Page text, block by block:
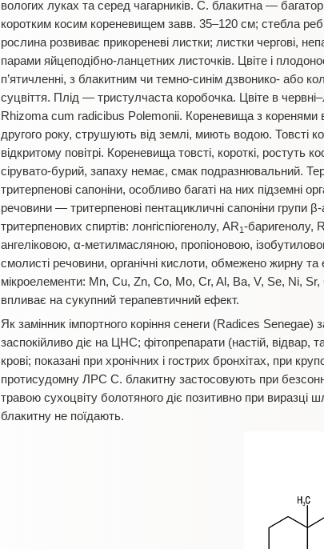
вологих луках та серед чагарників. С. блакитна —
коротким косим кореневищем завв. 35–120 см; стебла
рослина розвиває прикореневі листки; листки чергові,
парами яйцеподібно-ланцетних листочків. Цвіте і
п’ятичленні, з блакитним чи темно-синім дзвонико- або
суцвіття. Плід — тристулчаста коробочка. Цвіте в
Rhizoma cum radicibus Polemonii. Кореневища з
другого року, струшують від землі, миють водою. Товсті
відкритому повітрі. Кореневища товсті, короткі, ростуть
сірувато-бурий, запаху немає, смак подразнювальний.
тритерпенові сапоніни, особливо багаті на них підземні
речовини — тритерпенові пентацикличні сапоніни групи
тритерпенових спиртів: лонгіспіогенолу, AR1-баригенолу, R
ангеліковою, α-метилмасляною, пропіоновою,
смолисті речовини, органічні кислоти, обмежено жирну
мікроелементи: Mn, Cu, Zn, Co, Mo, Cr, Al, Ba, V, Se, Ni,
впливає на сукупний терапевтичний ефект.
Як замінник імпортного коріння сенеги (Radices
заспокійливо діє на ЦНС; фітопрепарати (настій, відвар,
крові; показані при хронічних і гострих бронхітах, при
протисудомну ЛРС С. блакитну застосовують при
травою сухоцвіту болотяного діє позитивно при
блакитну не поїдають.